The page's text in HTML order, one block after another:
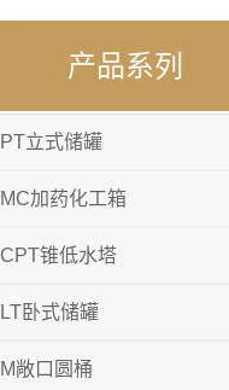
产品系列
PT立式储罐
MC加药化工箱
CPT锥低水塔
LT卧式储罐
M敞口圆桶